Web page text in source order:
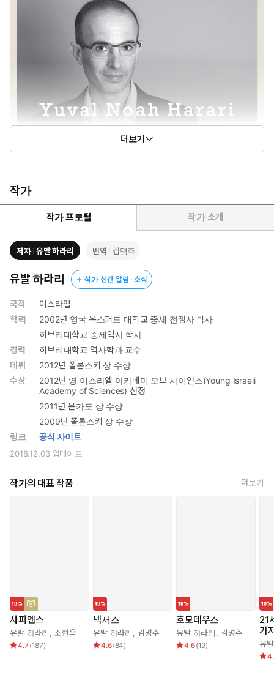
더보기
작가
작가 프로필 작가 소개
저자 유발 하라리 번역 김명주
유발 하라리 작가 신간 알림 · 소식
국적
이스라엘
학력
2002년 영국 옥스퍼드 대학교 중세 전쟁사 박사
히브리대학교 중세역사 학사
경력
히브리대학교 역사학과 교수
데뷔
2012년 폴론스키 상 수상
수상
2012년 영 이스라엘 아카데미 오브 사이언스(Young Israeli
Academy of Sciences) 선정
2011년 몬카도 상 수상
2009년 폴론스키 상 수상
링크
공식 사이트
2018.12.03업데이트
작가의 대표 작품 더보기
사피엔스
유발 하라리 조현욱
4.7 (187)
넥서스
유발 하라리 김명주
4.6(84)
호모데우스
유발 하라리 김명주
4.6(19)
21
가
유